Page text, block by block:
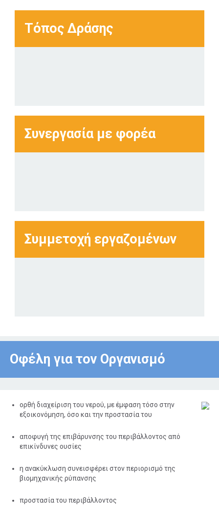
Τόπος Δράσης
Συνεργασία με φορέα
Συμμετοχή εργαζομένων
Οφέλη για τον Οργανισμό
ορθή διαχείριση του νερού, με έμφαση τόσο στην
εξοικονόμηση, όσο και την προστασία του
αποφυγή της επιβάρυνσης του περιβάλλοντος από
επικίνδυνες ουσίες
η ανακύκλωση συνεισφέρει στον περιορισμό της
βιομηχανικής ρύπανσης
προστασία του περιβάλλοντος